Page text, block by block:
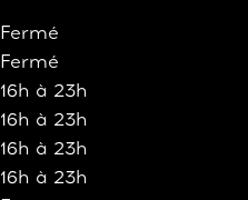
Fermé
Fermé
16h à 23h
16h à 23h
16h à 23h
16h à 23h